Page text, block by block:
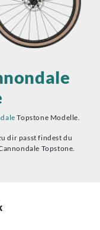
Topstone Modelle.
dir passt findest du
Topstone.